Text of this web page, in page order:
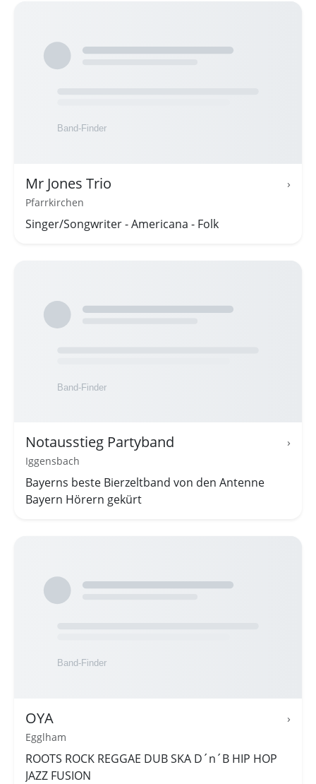
Mr Jones Trio ›
Pfarrkirchen
Singer/Songwriter - Americana - Folk
Notausstieg Partyband ›
Iggensbach
Bayerns beste Bierzeltband von den Antenne
Bayern Hörern gekürt
OYA ›
Egglham
ROOTS ROCK REGGAE DUB SKA D´n´B HIP HOP
JAZZ FUSION